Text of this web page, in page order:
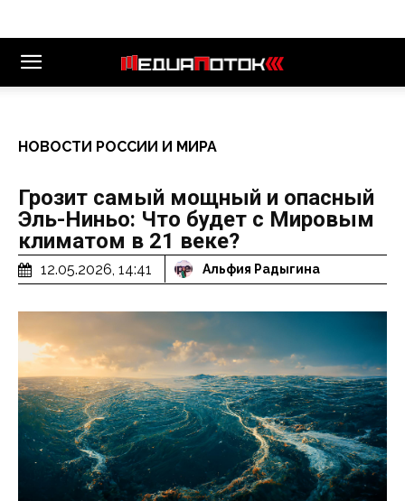
НОВОСТИ РОССИИ И МИРА
Грозит самый мощный и опасный
Эль-Ниньо: Что будет с Мировым
климатом в 21 веке?
12.05.2026, 14:41 Альфия Радыгина